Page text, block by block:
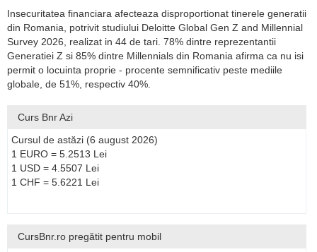
Insecuritatea financiara afecteaza disproportionat tinerele generatii
din Romania, potrivit studiului Deloitte Global Gen Z and Millennial
Survey 2026, realizat in 44 de tari. 78% dintre reprezentantii
Generatiei Z si 85% dintre Millennials din Romania afirma ca nu isi
permit o locuinta proprie - procente semnificativ peste mediile
globale, de 51%, respectiv 40%.
Curs Bnr Azi
Cursul de astăzi (6 august 2026)
1 EURO = 5.2513 Lei
1 USD = 4.5507 Lei
1 CHF = 5.6221 Lei
CursBnr.ro pregătit pentru mobil